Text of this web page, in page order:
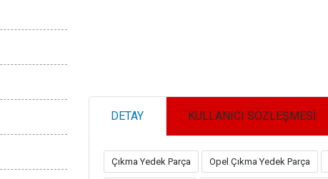
DETAY KULLANICI SÖZLEŞMESİ
Çıkma Yedek Parça Opel Çıkma Yedek Parça